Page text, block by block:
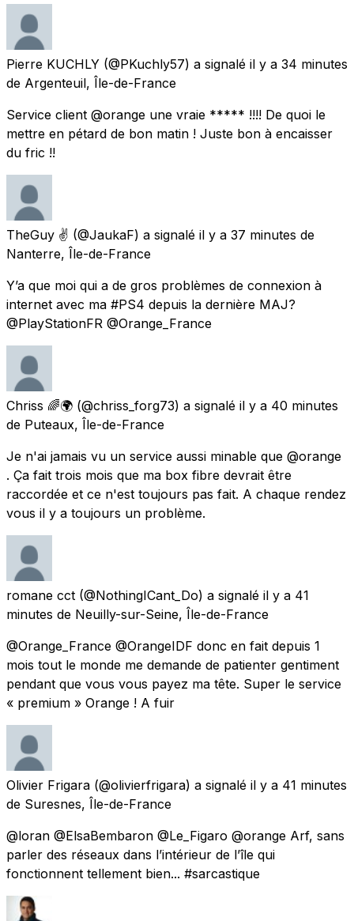
Pierre KUCHLY (@PKuchly57) a signalé il y a 34 minutes
de Argenteuil, Île-de-France
Service client @orange une vraie ***** !!!! De quoi le
mettre en pétard de bon matin ! Juste bon à encaisser
du fric !!
TheGuy ✌️ (@JaukaF) a signalé il y a 37 minutes de
Nanterre, Île-de-France
Y’a que moi qui a de gros problèmes de connexion à
internet avec ma #PS4 depuis la dernière MAJ?
@PlayStationFR @Orange_France
Chriss 🌈🌍 (@chriss_forg73) a signalé il y a 40 minutes
de Puteaux, Île-de-France
Je n'ai jamais vu un service aussi minable que @orange
. Ça fait trois mois que ma box fibre devrait être
raccordée et ce n'est toujours pas fait. A chaque rendez
vous il y a toujours un problème.
romane cct (@NothingICant_Do) a signalé il y a 41
minutes de Neuilly-sur-Seine, Île-de-France
@Orange_France @OrangeIDF donc en fait depuis 1
mois tout le monde me demande de patienter gentiment
pendant que vous vous payez ma tête. Super le service
« premium » Orange ! A fuir
Olivier Frigara (@olivierfrigara) a signalé il y a 41 minutes
de Suresnes, Île-de-France
@loran @ElsaBembaron @Le_Figaro @orange Arf, sans
parler des réseaux dans l’intérieur de l’île qui
fonctionnent tellement bien... #sarcastique